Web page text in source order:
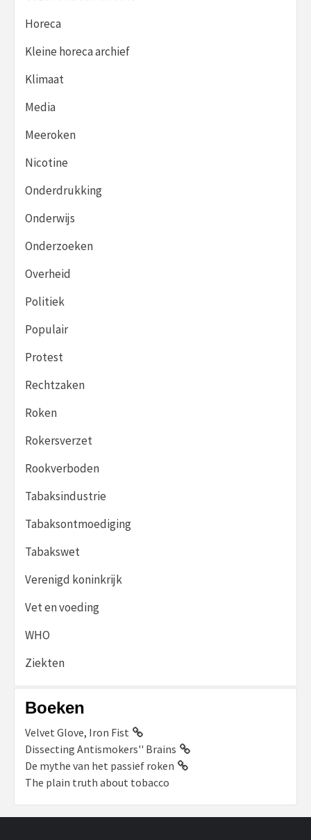
Horeca
Kleine horeca archief
Klimaat
Media
Meeroken
Nicotine
Onderdrukking
Onderwijs
Onderzoeken
Overheid
Politiek
Populair
Protest
Rechtzaken
Roken
Rokersverzet
Rookverboden
Tabaksindustrie
Tabaksontmoediging
Tabakswet
Verenigd koninkrijk
Vet en voeding
WHO
Ziekten
Boeken
Velvet Glove, Iron Fist
Dissecting Antismokers'' Brains
De mythe van het passief roken
The plain truth about tobacco